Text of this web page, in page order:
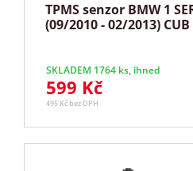
TPMS senzor BMW 1
(09/2010 - 02/2013)
SKLADEM 1764 ks, ihned
599 Kč
495 Kč bez DPH